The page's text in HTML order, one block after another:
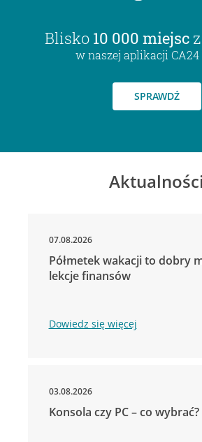
Blisko 10 000 miejsc
w naszej aplikacji
SPRAWDŹ
Aktualności
07.08.2026
Półmetek wakacji to dobry
lekcje finansów
Dowiedz się więcej
03.08.2026
Konsola czy PC – co wybrać?